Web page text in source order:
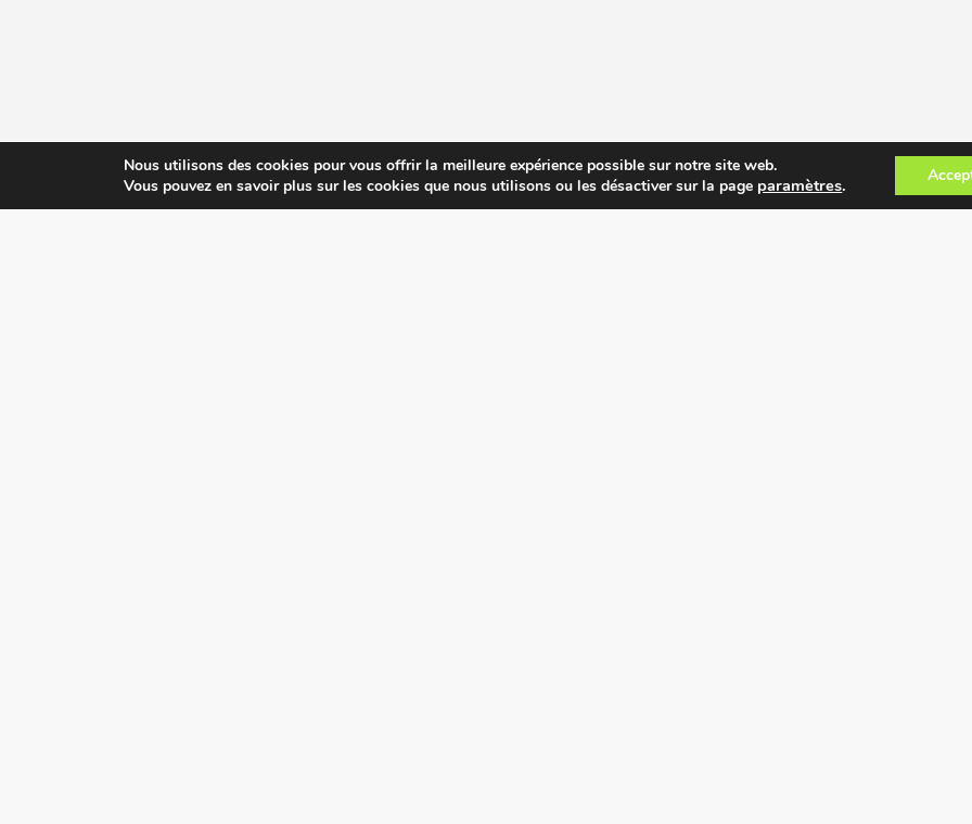
Nous utilisons des cookies pour vous offrir la meilleure expérience possible sur notre site web.
Vous pouvez en savoir plus sur les cookies que nous utilisons ou les désactiver sur la page paramètres.